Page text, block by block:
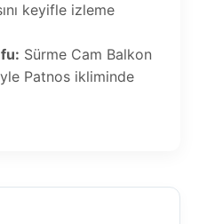
keyifle izleme
Sürme Cam Balkon
Patnos ikliminde